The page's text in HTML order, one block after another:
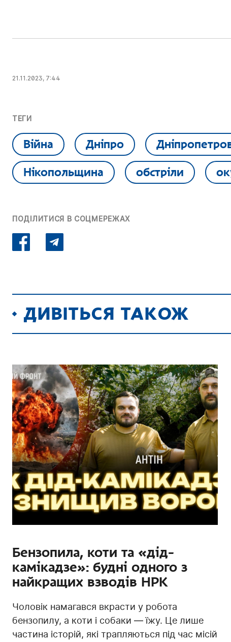
21.11.2023, 7:44
ТЕГИ
Війна Дніпро
Нікопольщина обстріли
ПОДІЛИТИСЯ В СОЦМЕРЕЖАХ
ДИВІТЬСЯ ТАКОЖ
Бензопила, коти та «дід-
камікадзе»: будні одного з
найкращих взводів НРК
Чоловік намагався вкрасти у робота
бензопилу, а коти і собаки — їжу. Це лише
частина історій, які трапляються під час місій